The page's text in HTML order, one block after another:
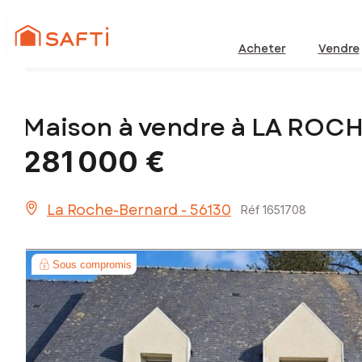
Acheter Vendre
Maison à vendre à LA
281 000 €
La Roche-Bernard - 56130 Réf 1651708
Sous compromis